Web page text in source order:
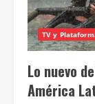
TV y
Lo nuevo
América